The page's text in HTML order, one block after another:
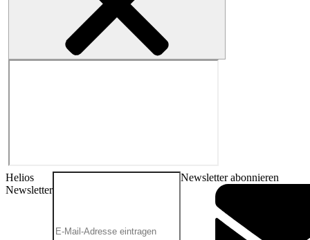
Helios
Newsletter
Newsletter abonnieren